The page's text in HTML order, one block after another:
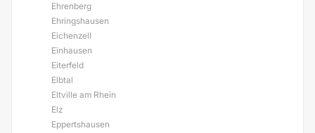
Ehrenberg
Ehringshausen
Eichenzell
Einhausen
Eiterfeld
Elbtal
Eltville am Rhein
Elz
Eppertshausen